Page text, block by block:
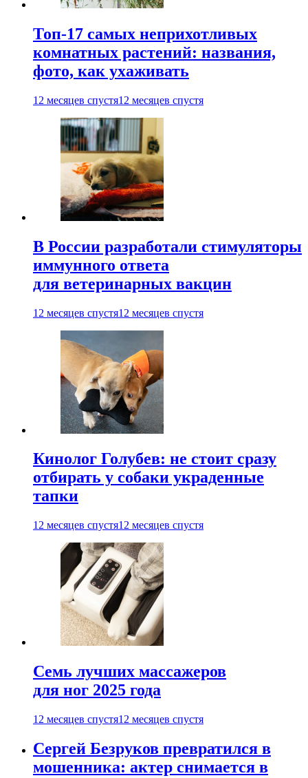
Топ-17 самых неприхотливых
комнатных растений: названия,
фото, как ухаживать
12 месяцев спустя12 месяцев спустя
В России разработали стимуляторы
иммунного ответа
для ветеринарных вакцин
12 месяцев спустя12 месяцев спустя
Кинолог Голубев: не стоит сразу
отбирать у собаки украденные
тапки
12 месяцев спустя12 месяцев спустя
Семь лучших массажеров
для ног 2025 года
12 месяцев спустя12 месяцев спустя
Сергей Безруков превратился в
мошенника: актер снимается в